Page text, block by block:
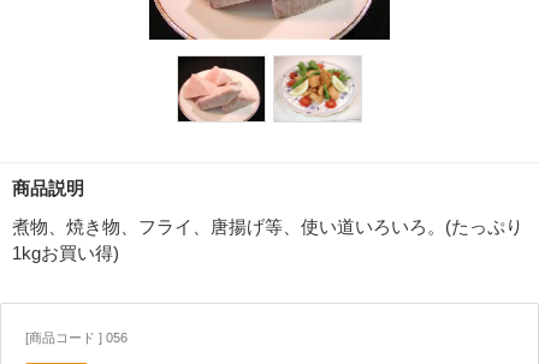
商品説明
煮物、焼き物、フライ、唐揚げ等、使い道いろいろ。(たっぷり
1kgお買い得)
[商品コード ] 056